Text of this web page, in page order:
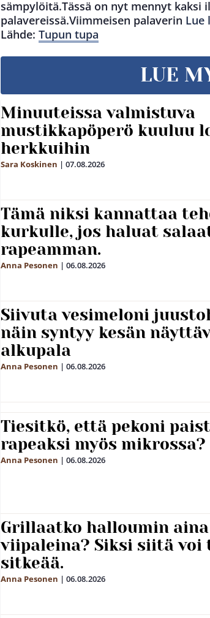
sämpylöitä.Tässä on nyt mennyt kaksi
palavereissä.Viimmeisen palaverin Lue
Lähde: Tupun tupa
LUE
Minuuteissa valmistuva
mustikkapöperö kuuluu
herkkuihin
Sara Koskinen | 07.08.2026
Tämä niksi kannattaa
kurkulle, jos haluat
rapeamman.
Anna Pesonen | 06.08.2026
Siivuta vesimeloni
näin syntyy kesän
alkupala
Anna Pesonen | 06.08.2026
Tiesitkö, että pekoni
rapeaksi myös mikrossa?
Anna Pesonen | 06.08.2026
Grillaatko halloumin aina
viipaleina? Siksi siitä voi
sitkeää.
Anna Pesonen | 06.08.2026